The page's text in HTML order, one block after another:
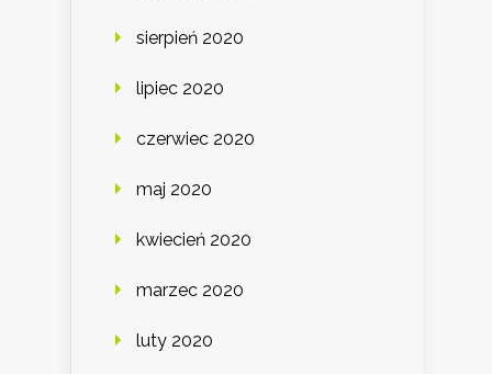
sierpień 2020
lipiec 2020
czerwiec 2020
maj 2020
kwiecień 2020
marzec 2020
luty 2020